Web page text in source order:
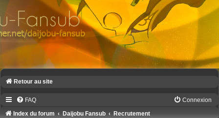
Retour au site
FAQ
Connexion
Index du forum
Daijobu Fansub Recrutement